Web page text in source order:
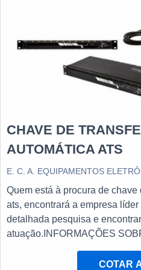
CHAVE DE
AUTOMÁTICA ATS
E. C. A. EQUIPAMENTOS
Quem está à procura de
ats, encontrará a empresa
detalhada pesquisa e
atuação.INFORMAÇÕES
chave de transferênciaCOTAR